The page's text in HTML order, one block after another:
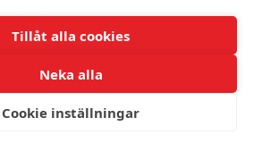
Tillåt alla cookies
Neka alla
Cookie inställningar
första månaden
gratis.
PRENUMERERA
Politiken.